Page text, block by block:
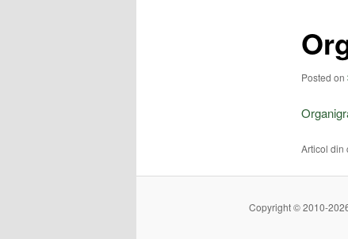
Posted on
Articol din
Copyright © 2010-